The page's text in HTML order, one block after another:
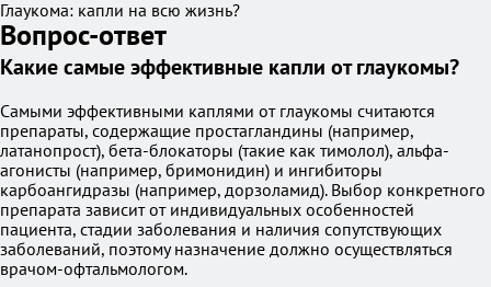
Глаукома: капли на всю жизнь?
Вопрос-ответ
Какие самые эффективные капли от глаукомы?
Самыми эффективными каплями от глаукомы считаются
препараты, содержащие простагландины (например,
латанопрост), бета-блокаторы (такие как тимолол), альфа-
агонисты (например, бримонидин) и ингибиторы
карбоангидразы (например, дорзоламид). Выбор конкретного
препарата зависит от индивидуальных особенностей
пациента, стадии заболевания и наличия сопутствующих
заболеваний, поэтому назначение должно осуществляться
врачом-офтальмологом.